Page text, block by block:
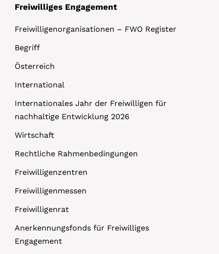
Freiwilliges Engagement
Freiwilligenorganisationen – FWO Register
Begriff
Österreich
International
Internationales Jahr der Freiwilligen für
nachhaltige Entwicklung 2026
Wirtschaft
Rechtliche Rahmenbedingungen
Freiwilligenzentren
Freiwilligenmessen
Freiwilligenrat
Anerkennungsfonds für Freiwilliges
Engagement